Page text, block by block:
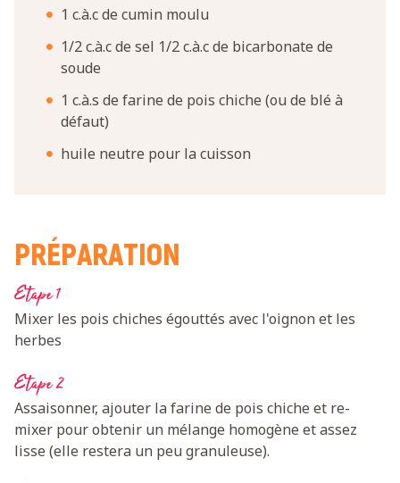
1 c.à.c de cumin moulu
1/2 c.à.c de sel 1/2 c.à.c de bicarbonate de
soude
1 c.à.s de farine de pois chiche (ou de blé à
défaut)
huile neutre pour la cuisson
PRÉPARATION
Etape 1
Mixer les pois chiches égouttés avec l'oignon et les
herbes
Etape 2
Assaisonner, ajouter la farine de pois chiche et re-
mixer pour obtenir un mélange homogène et assez
lisse (elle restera un peu granuleuse).